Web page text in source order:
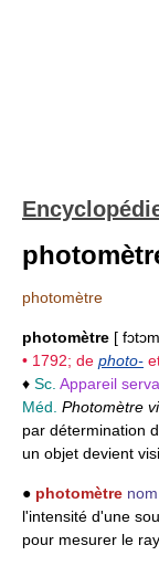
photomètre
photomètre [
• 1792; de photo-
♦ Sc. Appareil
Méd. Photomètre
par détermination
un objet devient
● photomètre
l'intensité d'une
pour mesurer le